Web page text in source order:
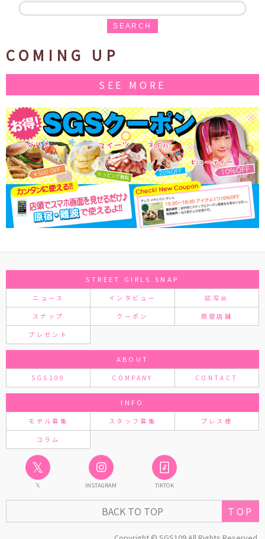
SEARCH
COMING UP
SEE MORE
STREET GIRLS SNAP
ニュース インタビュー 試写会
スナップ クーポン 原宿店舗
プレゼント
ABOUT
SGS109 COMPANY CONTACT
INFO
モデル募集 スタッフ募集 プレス様
コラム
𝕏
𝕏 INSTAGRAM TIKTOK
BACK TO TOP TOP